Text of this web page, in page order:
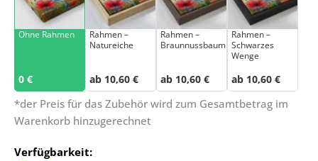
Ohne Rahmen
0 €
Rahmen –
Natureiche
ab 10,60 €
Rahmen –
Braunnussbaum
ab 10,60 €
Rahmen –
Schwarzes
Wenge
ab 10,60 €
*der Preis für das Zubehör wird zum Gesamtbetrag im
Warenkorb hinzugerechnet
Verfügbarkeit: